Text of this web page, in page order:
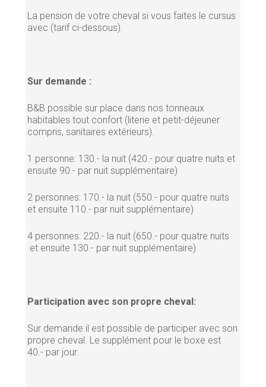
La pension de votre cheval si vous faites le cursus
avec (tarif ci-dessous).
Sur demande :
B&B possible sur place dans nos tonneaux
habitables tout confort (literie et petit-déjeuner
compris, sanitaires extérieurs).
1 personne: 130.- la nuit (420.- pour quatre nuits et
ensuite 90.- par nuit supplémentaire)
2 personnes: 170.- la nuit (550.- pour quatre nuits
et ensuite 110.- par nuit supplémentaire)
4 personnes: 220.- la nuit (650.- pour quatre nuits
et ensuite 130.- par nuit supplémentaire)
Participation avec son propre cheval:
Sur demande il est possible de participer avec son
propre cheval. Le supplément pour le boxe est
40.- par jour.